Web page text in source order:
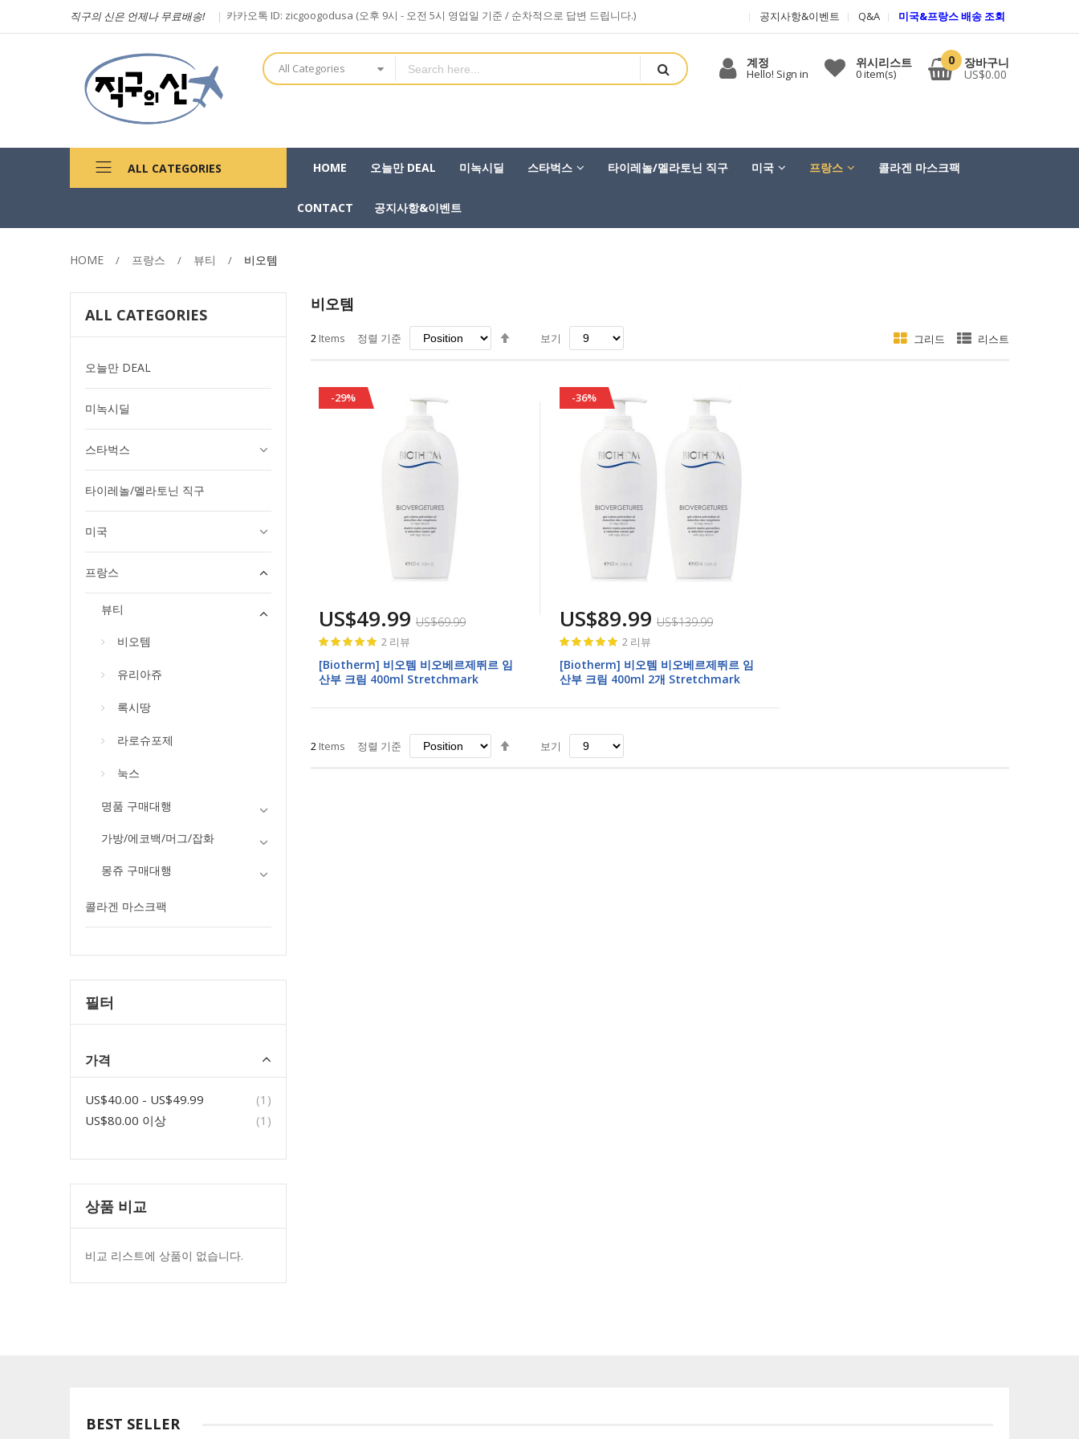
직구의 신은 언제나 무료배송! 카카오톡 ID: zicgoogodusa (오후 9시 - 오전 5시 영업일 기준 / 순차적으로 답변 드립니다.) 공지사항&이벤트 Q&A 미국&프랑스 배송 조회
All Categories 계정
Hello! Sign in
위시리스트
0item(s)
0 장바구니
US$0.00
ALL CATEGORIES HOME 오늘만 DEAL 미녹시딜 스타벅스 타이레놀/멜라토닌 직구 미국 프랑스 콜라겐 마스크팩
CONTACT 공지사항&이벤트
HOME 프랑스 뷰티 비오템
비오템
2 Items 정렬 기준 보기 그리드 리스트
-29%
US$49.99 US$69.99
Rating:
2 리뷰
[Biotherm] 비오템 비오베르제뛰르 임
산부 크림 400ml Stretchmark
Gel
-36%
US$89.99 US$139.99
Rating:
2 리뷰
[Biotherm] 비오템 비오베르제뛰르 임
산부 크림 400ml 2개 Stretchmark
Gel 2ea
2 Items 정렬 기준 보기
ALL CATEGORIES
오늘만 DEAL
미녹시딜
스타벅스
타이레놀/멜라토닌 직구
미국
프랑스
뷰티
비오템
유리아쥬
록시땅
라로슈포제
눅스
명품 구매대행
가방/에코백/머그/잡화
몽쥬 구매대행
콜라겐 마스크팩
필터
가격
US$40.00 - US$49.99 1 item
US$80.00 이상 1 item
상품 비교
비교 리스트에 상품이 없습니다.
BEST SELLER